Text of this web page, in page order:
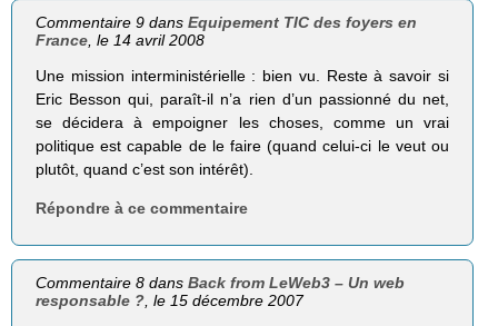
Commentaire 9 dansEquipement TIC des foyers en
France , le 14 avril 2008
Une mission interministérielle : bien vu. Reste à savoir si
Eric Besson qui, paraît-il n’a rien d’un passionné du net,
se décidera à empoigner les choses, comme un vrai
politique est capable de le faire (quand celui-ci le veut ou
plutôt, quand c’est son intérêt).
Répondre à ce commentaire
Commentaire 8 dansBack from LeWeb3 – Un web
responsable ? , le 15 décembre 2007